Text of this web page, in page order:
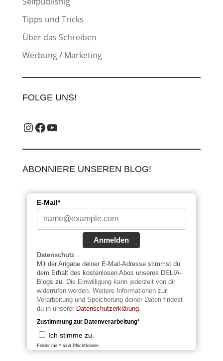
Tipps und Tricks
Über das Schreiben
Werbung / Marketing
FOLGE UNS!
Instagram_label
Facebook-LabelYouTube-Label
ABONNIERE UNSEREN BLOG!
E-Mail*
Anmelden
Datenschutz
Mit der Angabe deiner E-Mail-Adresse stimmst du
dem Erhalt des kostenlosen Abos unseres DELIA-
Blogs zu. Die Einwilligung kann jederzeit von dir
widerrufen werden. Weitere Informationen zur
Verarbeitung und Speicherung deiner Daten findest
du in unserer Datenschutzerklärung.
Zustimmung zur Datenverarbeitung*
Ich stimme zu.
Felder mit * sind Pflichtfender.